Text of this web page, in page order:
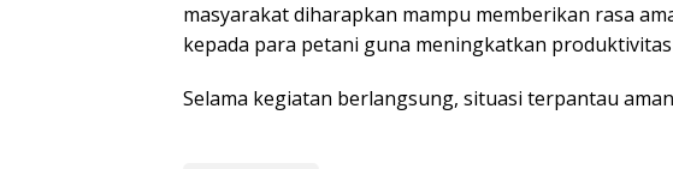
masyarakat diharapkan mampu memberikan rasa
kepada para petani guna meningkatkan
Selama kegiatan berlangsung, situasi terpantau